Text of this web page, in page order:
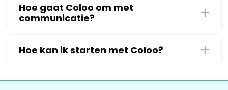
Hoe gaat Coloo om met
communicatie?
Hoe kan ik starten met Coloo?